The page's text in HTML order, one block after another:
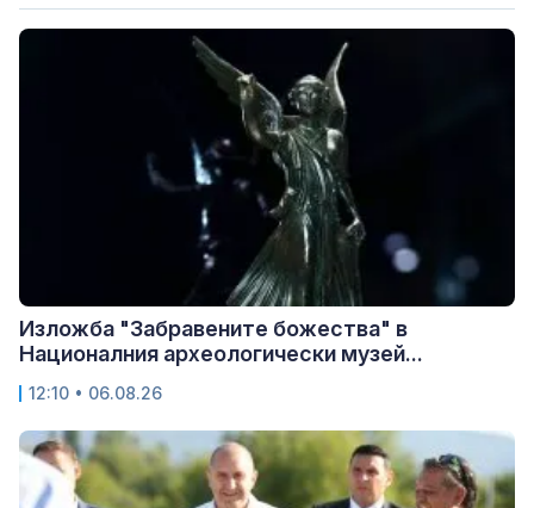
Изложба "Забравените божества" в
Националния археологически музей...
12:10 • 06.08.26